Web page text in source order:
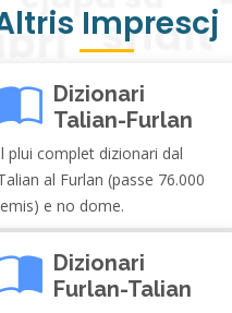
Imprescj
Dizionari
Talian-Furlan
plui complet dizionari dal
al Furlan (passe 76.000
e no dome.
Dizionari
Furlan-Talian